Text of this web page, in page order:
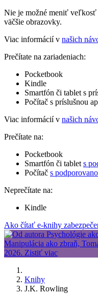
Nie je možné meniť veľkosť
väčšie obrazovky.
Viac informácií v našich
Prečítate na zariadeniach:
Pocketbook
Kindle
Smartfón či tablet s
Počítač s príslušnou
Viac informácií v našich
Prečítate na:
Pocketbook
Smartfón či tablet s
Počítač s
Neprečítate na:
Kindle
Ako čítať e-knihy
Knihy
J.K. Rowling